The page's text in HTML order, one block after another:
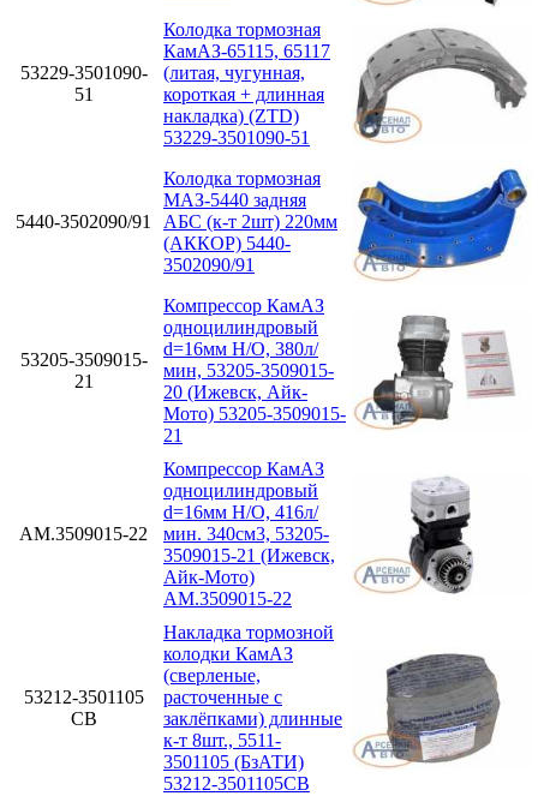
53229-3501090-
51
Колодка тормозная
КамАЗ-65115, 65117
(литая, чугунная,
короткая + длинная
накладка) (ZTD)
53229-3501090-51
5440-3502090/91
Колодка тормозная
МАЗ-5440 задняя
АБС (к-т 2шт) 220мм
(АККОР) 5440-
3502090/91
53205-3509015-
21
Компрессор КамАЗ
одноцилиндровый
d=16мм Н/О, 380л/
мин, 53205-3509015-
20 (Ижевск, Айк-
Мото) 53205-3509015-
21
АМ.3509015-22
Компрессор КамАЗ
одноцилиндровый
d=16мм Н/О, 416л/
мин. 340см3, 53205-
3509015-21 (Ижевск,
Айк-Мото)
АМ.3509015-22
53212-3501105
СВ
Накладка тормозной
колодки КамАЗ
(сверленые,
расточенные с
заклёпками) длинные
к-т 8шт., 5511-
3501105 (БзАТИ)
53212-3501105СВ